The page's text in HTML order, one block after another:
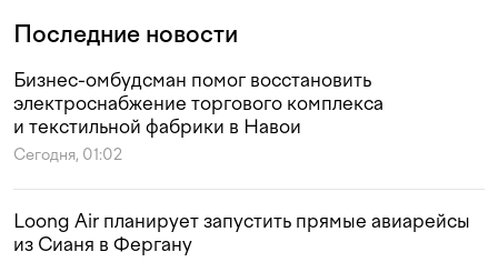
Последние новости
Бизнес-омбудсман помог восстановить
электроснабжение торгового комплекса
и текстильной фабрики в Навои
Сегодня, 01:02
Loong Air планирует запустить прямые авиарейсы
из Сианя в Фергану